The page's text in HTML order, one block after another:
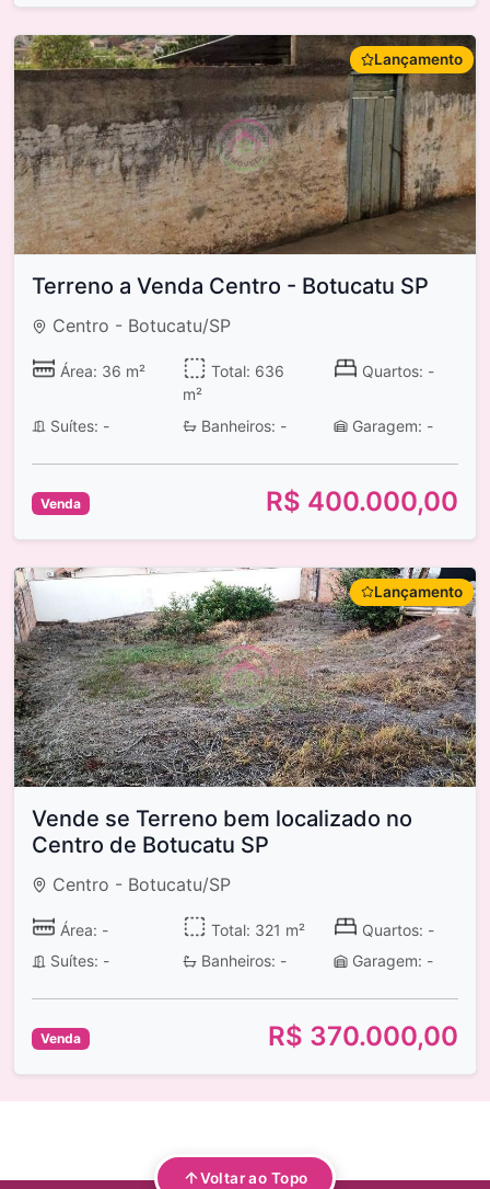
Lançamento
Terreno a Venda Centro - Botucatu SP
Centro - Botucatu/SP
Área: 36 m²
Total: 636
m²
Quartos: -
Suítes: - Banheiros: - Garagem: -
Venda R$ 400.000,00
Lançamento
Vende se Terreno bem localizado no
Centro de Botucatu SP
Centro - Botucatu/SP
Área: - Total: 321 m²
Quartos: -
Suítes: -
Banheiros: - Garagem: -
Venda R$ 370.000,00
Voltar ao Topo